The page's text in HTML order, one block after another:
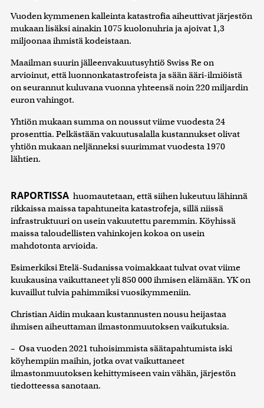
Vuoden kymmenen kalleinta katastrofia aiheuttivat järjestön
mukaan lisäksi ainakin 1075 kuolonuhria ja ajoivat 1,3
miljoonaa ihmistä kodeistaan.
Maailman suurin jälleenvakuutusyhtiö Swiss Re on
arvioinut, että luonnonkatastrofeista ja sään ääri-ilmiöistä
on seurannut kuluvana vuonna yhteensä noin 220 miljardin
euron vahingot.
Yhtiön mukaan summa on noussut viime vuodesta 24
prosenttia. Pelkästään vakuutusalalla kustannukset olivat
yhtiön mukaan neljänneksi suurimmat vuodesta 1970
lähtien.
RAPORTISSA huomautetaan, että siihen lukeutuu lähinnä
rikkaissa maissa tapahtuneita katastrofeja, sillä niissä
infrastruktuuri on usein vakuutettu paremmin. Köyhissä
maissa taloudellisten vahinkojen kokoa on usein
mahdotonta arvioida.
Esimerkiksi Etelä-Sudanissa voimakkaat tulvat ovat viime
kuukausina vaikuttaneet yli 850 000 ihmisen elämään. YK on
kuvaillut tulvia pahimmiksi vuosikymmeniin.
Christian Aidin mukaan kustannusten nousu heijastaa
ihmisen aiheuttaman ilmastonmuutoksen vaikutuksia.
– Osa vuoden 2021 tuhoisimmista säätapahtumista iski
köyhempiin maihin, jotka ovat vaikuttaneet
ilmastonmuutoksen kehittymiseen vain vähän, järjestön
tiedotteessa sanotaan.